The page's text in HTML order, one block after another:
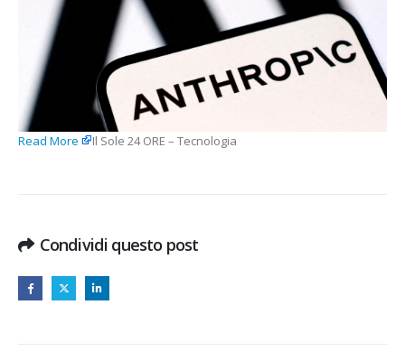
Read More Il Sole 24 ORE – Tecnologia
Condividi questo post